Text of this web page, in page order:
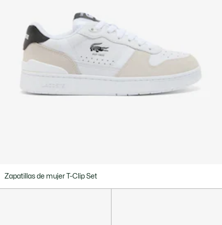
Zapatillas de mujer T-Clip Set